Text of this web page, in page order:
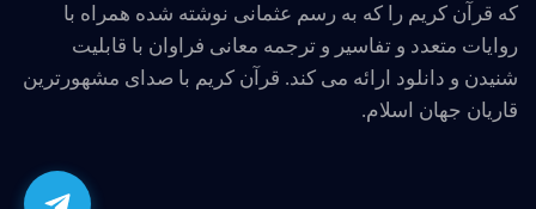
که قرآن کریم را که به رسم عثمانی نوشته شده همراه با
روایات متعدد و تفاسیر و ترجمه معانی فراوان با قابلیت
شنیدن و دانلود ارائه می کند. قرآن کریم با صدای مشهورترین
قاریان جهان اسلام.